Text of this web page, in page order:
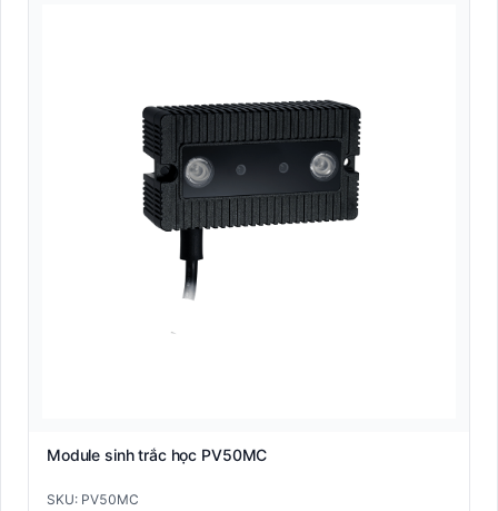
Module sinh trắc học PV50MC
SKU: PV50MC